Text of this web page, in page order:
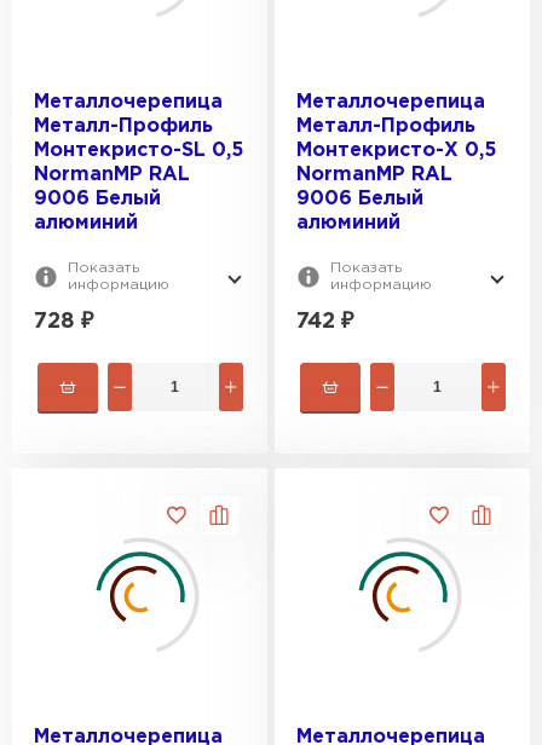
Металлочерепица
Металл-Профиль
Монтекристо-SL 0,5
NormanMP RAL
9006 Белый
алюминий
Показать
информацию
728 ₽
Металлочерепица
Металл-Профиль
Монтекристо-X 0,5
NormanMP RAL
9006 Белый
алюминий
Показать
информацию
742 ₽
Металлочерепица Металлочерепица